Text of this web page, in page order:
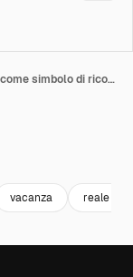
Primo piano di un fiore di papavero rosso come simbolo di ricordo e invincibilità.
vacanza reale